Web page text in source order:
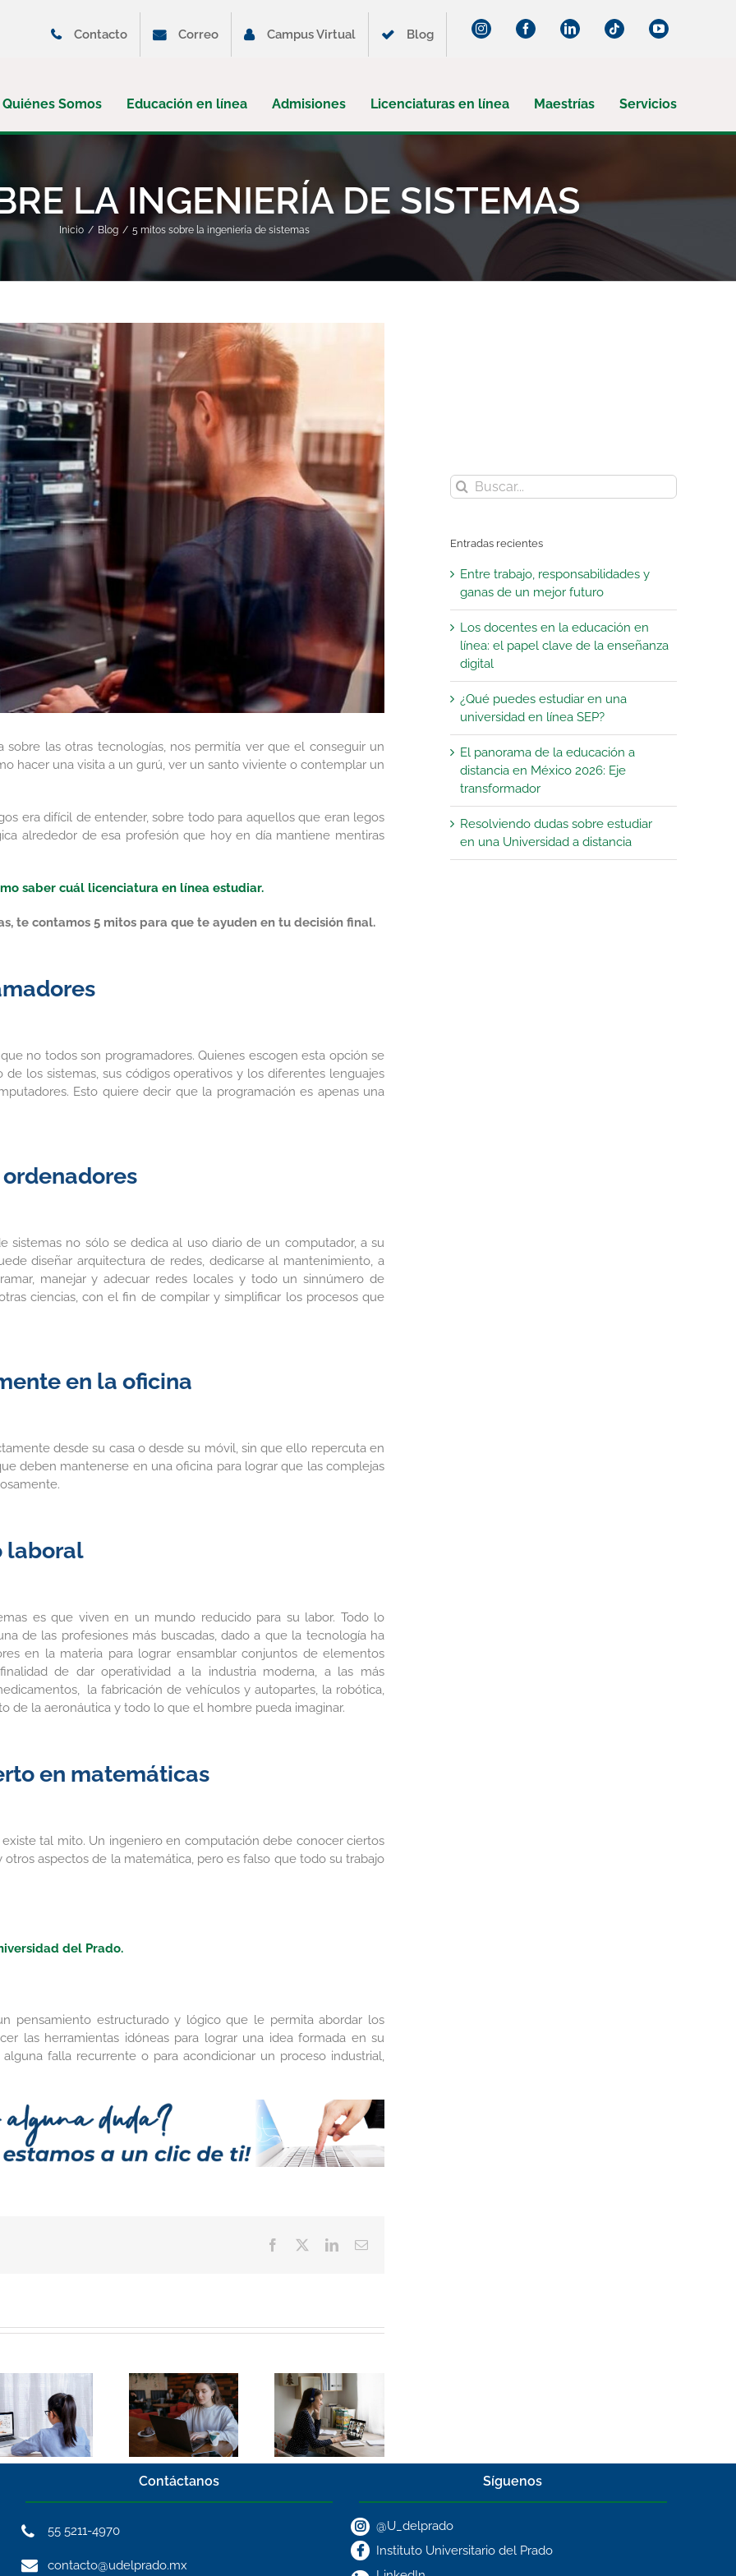
Contacto Correo Campus Virtual Blog Instagram FacebookLinkedIn Tiktok YouTube
Quiénes Somos Educación en línea Admisiones Licenciaturas en línea Maestrías Servicios
LA INGENIERÍA DE SISTEMAS
Inicio Blog 5 mitos sobre la ingeniería de sistemas
sobre las otras tecnologías, nos permitía ver que el conseguir un
hacer una visita a un gurú, ver un santo viviente o contemplar un
era difícil de entender, sobre todo para aquellos que eran legos
alrededor de esa profesión que hoy en día mantiene mentiras
saber cuál licenciatura en línea estudiar.
te contamos 5 mitos para que te ayuden en tu decisión final.
no todos son programadores. Quienes escogen esta opción se
los sistemas, sus códigos operativos y los diferentes lenguajes
Esto quiere decir que la programación es apenas una
sistemas no sólo se dedica al uso diario de un computador, a su
diseñar arquitectura de redes, dedicarse al mantenimiento, a
manejar y adecuar redes locales y todo un sinnúmero de
ciencias, con el fin de compilar y simplificar los procesos que
en la oficina
desde su casa o desde su móvil, sin que ello repercuta en
deben mantenerse en una oficina para lograr que las complejas
laboral
es que viven en un mundo reducido para su labor. Todo lo
de las profesiones más buscadas, dado a que la tecnología ha
en la materia para lograr ensamblar conjuntos de elementos
de dar operatividad a la industria moderna, a las más
la fabricación de vehículos y autopartes, la robótica,
de la aeronáutica y todo lo que el hombre pueda imaginar.
en matemáticas
tal mito. Un ingeniero en computación debe conocer ciertos
aspectos de la matemática, pero es falso que todo su trabajo
del Prado.
pensamiento estructurado y lógico que le permita abordar los
las herramientas idóneas para lograr una idea formada en su
falla recurrente o para acondicionar un proceso industrial,
Facebook
TwitterLinkedInCorreo
El panorama de
la educación a
distancia en
México 2026:
Eje
Resolviendo
dudas sobre
estudiar en una
Universidad a
distancia
Buscar:
Entradas recientes
Entre trabajo, responsabilidades y
ganas de un mejor futuro
Los docentes en la educación en
línea: el papel clave de la enseñanza
digital
¿Qué puedes estudiar en una
universidad en línea SEP?
El panorama de la educación a
distancia en México 2026: Eje
transformador
Resolviendo dudas sobre estudiar
en una Universidad a distancia
Contáctanos
55 5211-4970
contacto@udelprado.mx
Síguenos
@U_delprado
Instituto Universitario del Prado